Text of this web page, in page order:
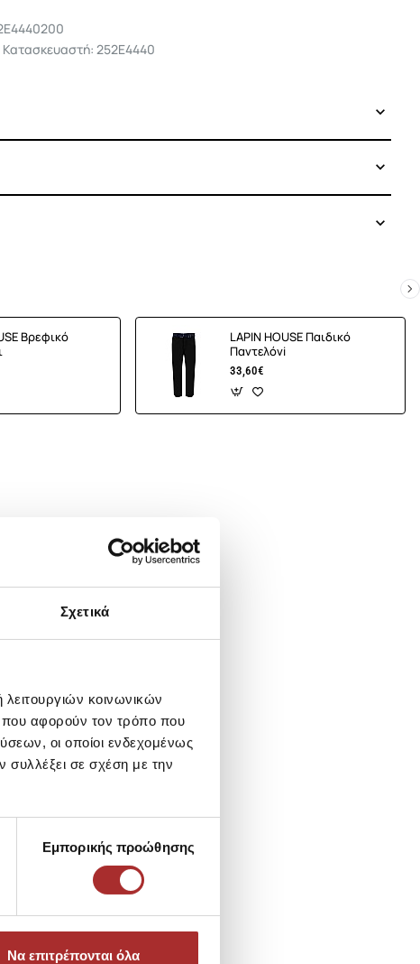
Σχετικά
κοινωνικών
που αφορούν τον τρόπο που
οι οποίοι ενδεχομένως
συλλέξει σε σχέση με την
Εμπορικής προώθησης
Να επιτρέπονται όλα
Κατασκευαστή: 252E4440
Βρεφικό
LAPIN HOUSE Παιδικό
Παντελόνi
33,60€